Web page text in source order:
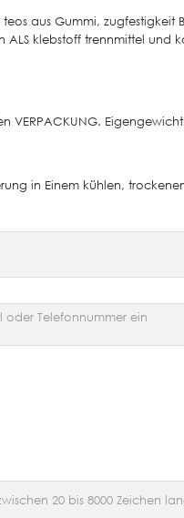
aus Gummi, zugfestigkeit
ALS klebstoff trennmittel und
VERPACKUNG.
in Einem kühlen,
oder Telefonnummer ein
20 bis 8000 Zeichen